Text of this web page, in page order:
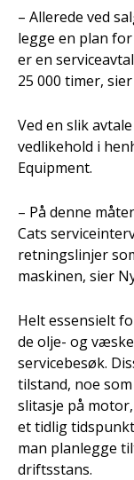
– Allerede ved
legge en plan
er en
25 000 timer,
Ved en slik
vedlikehold i
Equipment.
– På denne
Cats
retningslinjer
maskinen, sier
Helt essensielt
de olje- og
servicebesøk.
tilstand, noe
slitasje på
et tidlig
man planlegge
driftsstans.